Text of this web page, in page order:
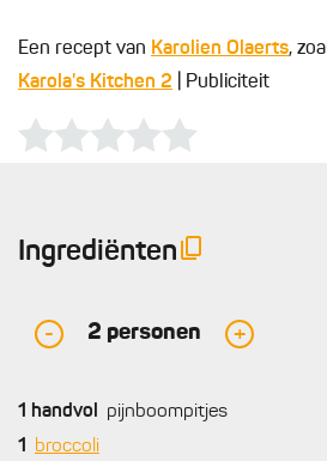
Een recept van Karolien Olaerts,
Karola's Kitchen 2 | Publiciteit
Ingrediënten
- 2 personen +
1 handvol
pijnboompitjes
1
broccoli